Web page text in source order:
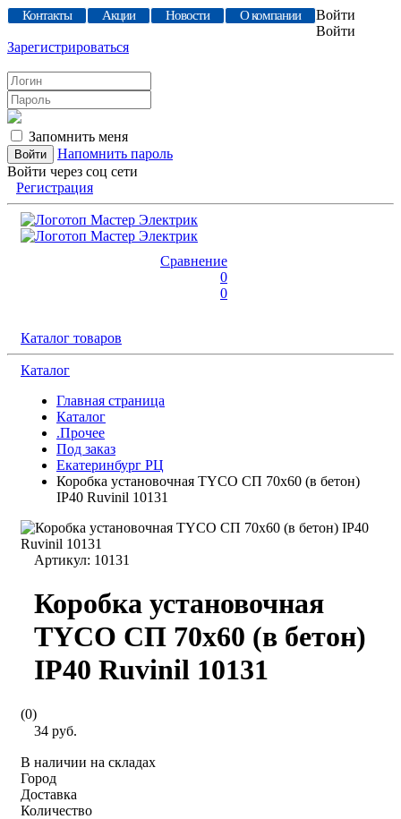
Контакты Акции Новости О компании
Войти
Войти
Зарегистрироваться
Запомнить меня
Напомнить пароль
Войти через соц сети
Регистрация
Сравнение
0
0
Каталог товаров
Каталог
Главная страница
Каталог
.Прочее
Под заказ
Екатеринбург РЦ
Коробка установочная TYCO СП 70х60 (в бетон)
IP40 Ruvinil 10131
Артикул: 10131
Коробка установочная
TYCO СП 70х60 (в бетон)
IP40 Ruvinil 10131
(0)
34 руб.
В наличии на складах
Город
Доставка
Количество